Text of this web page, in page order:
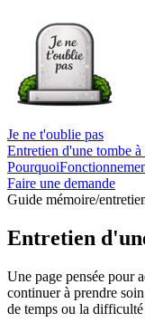
Je ne t'oublie pas
Entretien d'une tombe à
Pourquoi
Faire une demande
Guide mémoire/
Entretien
Une page pensée pour
continuer à prendre
de temps ou la